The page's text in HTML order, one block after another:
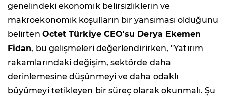
genelindeki ekonomik belirsizliklerin ve
makroekonomik koşulların bir yansıması olduğunu
belirten Octet Türkiye CEO'su Derya Ekemen
Fidan, bu gelişmeleri değerlendirirken, "Yatırım
rakamlarındaki değişim, sektörde daha
derinlemesine düşünmeyi ve daha odaklı
büyümeyi tetikleyen bir süreç olarak okunmalı. Şu